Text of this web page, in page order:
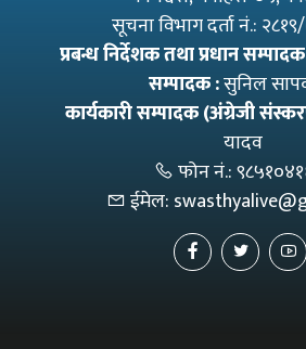
सूचना विभाग दर्ता नं.:
प्रबन्ध निर्देशक तथा प्रधान
सम्पादक :सुनिल
कार्यकारी सम्पादक (अंग्रेजी
यादव
फोन नं.:
ईमेल: